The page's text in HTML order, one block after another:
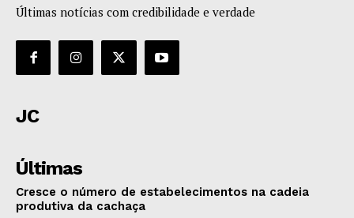
Últimas notícias com credibilidade e verdade
JC
Últimas
Cresce o número de estabelecimentos na cadeia
produtiva da cachaça